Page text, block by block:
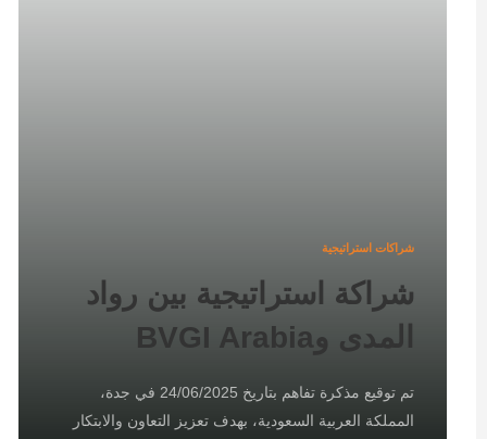
شراكات استراتيجية
شراكة استراتيجية بين رواد
المدى وBVGI Arabia
تم توقيع مذكرة تفاهم بتاريخ 24/06/2025 في جدة،
المملكة العربية السعودية، بهدف تعزيز التعاون والابتكار